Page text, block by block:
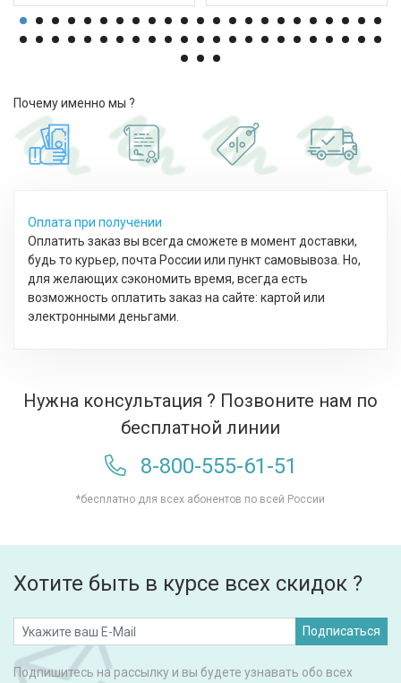
Почему именно мы ?
Оплата при получении
Оплатить заказ вы всегда сможете в момент доставки,
будь то курьер, почта России или пункт самовывоза. Но,
для желающих сэкономить время, всегда есть
возможность оплатить заказ на сайте: картой или
электронными деньгами.
Нужна консультация ? Позвоните нам по
бесплатной линии
8-800-555-61-51
*бесплатно для всех абонентов по всей России
Хотите быть в курсе всех скидок ?
Подписаться
Подпишитесь на рассылку и вы будете узнавать обо всех